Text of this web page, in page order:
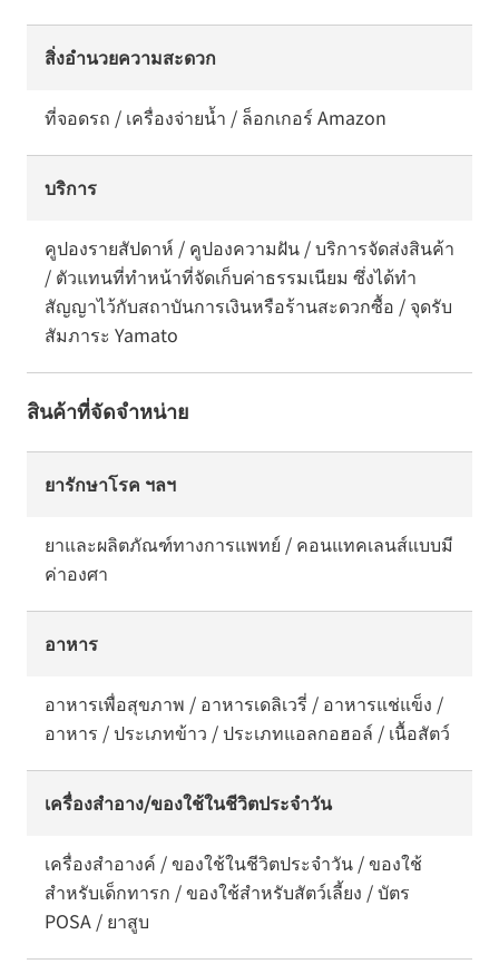
สิ่งอำนวยความสะดวก
ที่จอดรถ / เครื่องจ่ายน้ำ / ล็อกเกอร์ Amazon
บริการ
คูปองรายสัปดาห์ / คูปองความฝัน / บริการจัดส่งสินค้า
/ ตัวแทนที่ทำหน้าที่จัดเก็บค่าธรรมเนียม ซึ่งได้ทำ
สัญญาไว้กับสถาบันการเงินหรือร้านสะดวกซื้อ / จุดรับ
สัมภาระ Yamato
สินค้าที่จัดจำหน่าย
ยารักษาโรค ฯลฯ
ยาและผลิตภัณฑ์ทางการแพทย์ / คอนแทคเลนส์แบบมี
ค่าองศา
อาหาร
อาหารเพื่อสุขภาพ / อาหารเดลิเวรี่ / อาหารแช่แข็ง /
อาหาร / ประเภทข้าว / ประเภทแอลกอฮอล์ / เนื้อสัตว์
เครื่องสำอาง/ของใช้ในชีวิตประจำวัน
เครื่องสำอางค์ / ของใช้ในชีวิตประจำวัน / ของใช้
สำหรับเด็กทารก / ของใช้สำหรับสัตว์เลี้ยง / บัตร
POSA / ยาสูบ